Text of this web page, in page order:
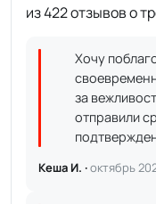
из 422 отзывов о
Хочу
за
отправили
Кеша И. ·октябрь